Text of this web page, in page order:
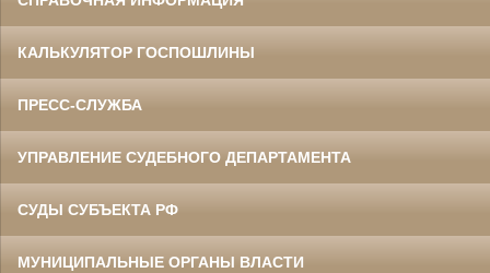
КАЛЬКУЛЯТОР ГОСПОШЛИНЫ
ПРЕСС-СЛУЖБА
УПРАВЛЕНИЕ СУДЕБНОГО ДЕПАРТАМЕНТА
СУДЫ СУБЪЕКТА РФ
МУНИЦИПАЛЬНЫЕ ОРГАНЫ ВЛАСТИ